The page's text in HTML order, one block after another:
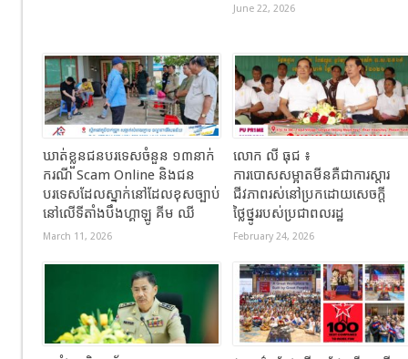
June 22, 2026
ឃាត់ខ្លួនជនបរទេសចំនួន ១៣នាក់
ករណី Scam Online និងជន
បរទេសដែលស្នាក់នៅដែលខុសច្បាប់
នៅលើទីតាំងបឹងហ្គាឡូ គីម ឈី
March 11, 2026
លោក លី ធុជ ៖
ការបោសសម្អាតមីនគឺជាការស្តារ
ជីវភាពរស់នៅប្រកដោយសេចក្តី
ថ្លៃថ្នូររបស់ប្រជាពលរដ្ឋ
February 24, 2026